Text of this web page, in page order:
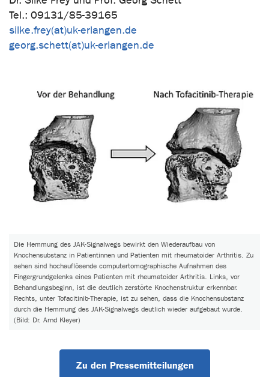
Tel.: 09131/85-39165
silke.frey(at)uk-erlangen.de
georg.schett(at)uk-erlangen.de
Die Hemmung des JAK-Signalwegs bewirkt den Wiederaufbau von
Knochensubstanz in Patientinnen und Patienten mit rheumatoider Arthritis. Zu
sehen sind hochauflösende computertomographische Aufnahmen des
Fingergrundgelenks eines Patienten mit rheumatoider Arthritis. Links, vor
Behandlungsbeginn, ist die deutlich zerstörte Knochenstruktur erkennbar.
Rechts, unter Tofacitinib-Therapie, ist zu sehen, dass die Knochensubstanz
durch die Hemmung des JAK-Signalwegs deutlich wieder aufgebaut wurde.
(Bild: Dr. Arnd Kleyer)
Zu den Pressemitteilungen